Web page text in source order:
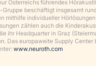
Österreichs führendes
beschäftigt insgesamt
mithilfe individueller
zählen auch die
ihr Headquarter in Graz
Das europaweite Supply
www.neuroth.com